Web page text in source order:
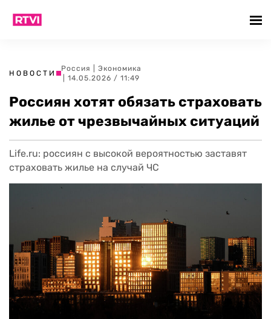
НОВОСТИ
Россия
Экономика
| 14.05.2026 / 11:49
Россиян хотят обязать страховать
жилье от чрезвычайных ситуаций
Life.ru: россиян с высокой вероятностью заставят
страховать жилье на случай ЧС